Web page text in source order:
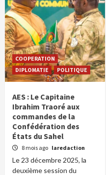
COOPERATION
DIPLOMATIE
POLITIQUE
AES : Le Capitaine
Ibrahim Traoré aux
commandes de la
Confédération des
États du Sahel
8 mois ago laredaction
Le 23 décembre 2025, la
deuxième session du